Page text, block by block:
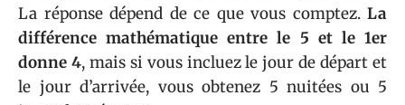
La réponse dépend de ce que vous comptez. La
différence mathématique entre le 5 et le 1er
donne 4, mais si vous incluez le jour de départ et
le jour d’arrivée, vous obtenez 5 nuitées ou 5